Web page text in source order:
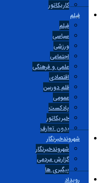
کاریکاتور
فیلم
سیاسی
ورزشی
اجتماعی
علمی و فرهنگی
اقتصادی
قلم دوربین
عمومی
پادکست
خبریکاتور
بدون تعارف
شهروندخبرنگار
شهروندخبرنگار
گزارش مردمی
پیگیری ها
رویداد